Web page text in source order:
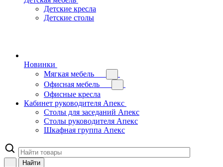
Детские кресла
Детские столы
Новинки
Мягкая мебель
Офисная мебель
Офисные кресла
Кабинет руководителя Апекс
Столы для заседаний Апекс
Столы руководителя Апекс
Шкафная группа Апекс
Найти